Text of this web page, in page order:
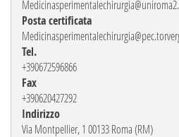
Posta certificata
Tel.
+390672596866
Fax
+390620427292
Indirizzo
Via Montpellier, 1 00133 Roma (RM)